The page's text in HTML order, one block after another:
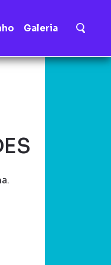
Galeria